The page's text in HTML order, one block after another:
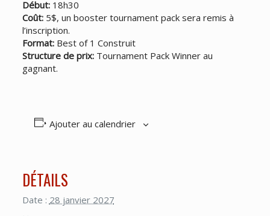
Début:18h30
Coût:5$, un booster tournament pack sera remis à
l’inscription.
Format:Best of 1 Construit
Structure de prix:Tournament Pack Winner au
gagnant.
Ajouter au calendrier
DÉTAILS
Date : 28 janvier 2027